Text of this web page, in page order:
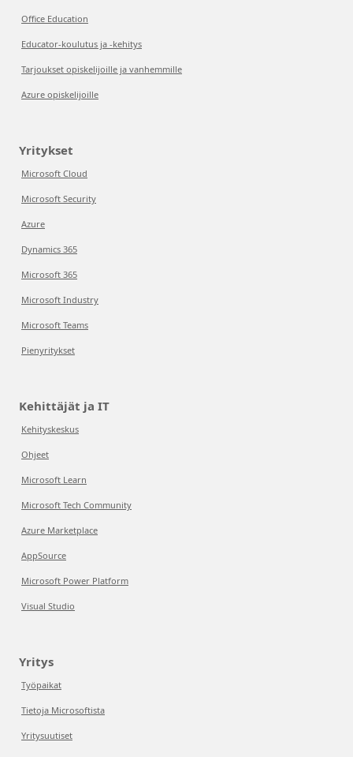
Office Education
Educator-koulutus ja -kehitys
Tarjoukset opiskelijoille ja vanhemmille
Azure opiskelijoille
Yritykset
Microsoft Cloud
Microsoft Security
Azure
Dynamics 365
Microsoft 365
Microsoft Industry
Microsoft Teams
Pienyritykset
Kehittäjät ja IT
Kehityskeskus
Ohjeet
Microsoft Learn
Microsoft Tech Community
Azure Marketplace
AppSource
Microsoft Power Platform
Visual Studio
Yritys
Työpaikat
Tietoja Microsoftista
Yritysuutiset